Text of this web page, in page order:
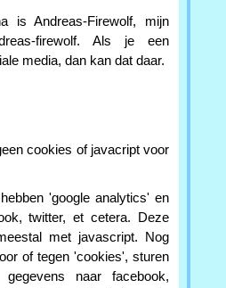
is Andreas-Firewolf, mijn
firewolf. Als je een
media, dan kan dat daar.
cookies of javacript voor
'google analytics' en
twitter, et cetera. Deze
met javascript. Nog
of tegen 'cookies', sturen
naar facebook,